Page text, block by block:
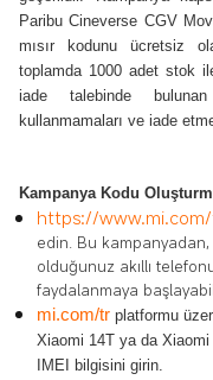
Paribu Cineverse CGV
mısır kodunu ücretsiz
toplamda 1000 adet stok
iade talebinde
kullanmamaları ve iade
Kampanya Kodu
https://
edin. Bu
olduğunuz akıllı
faydalanmaya
mi.com/tr platformu
Xiaomi 14T ya da
IMEI bilgisini girin.